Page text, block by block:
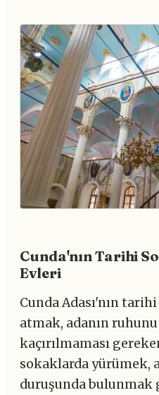
Cunda'nın Tarihi
Evleri
Cunda Adası'nın
atmak, adanın
kaçırılmaması
sokaklarda yürümek,
duruşunda bulunmak